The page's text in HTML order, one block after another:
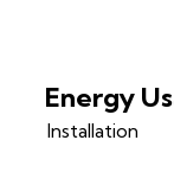
Energy
Installation